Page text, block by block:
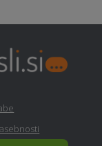
Stenske
Najem